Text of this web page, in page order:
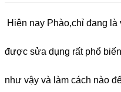
Hiện nay Phào,chỉ đang
được sửa dụng rất phổ
như vậy và làm cách nào